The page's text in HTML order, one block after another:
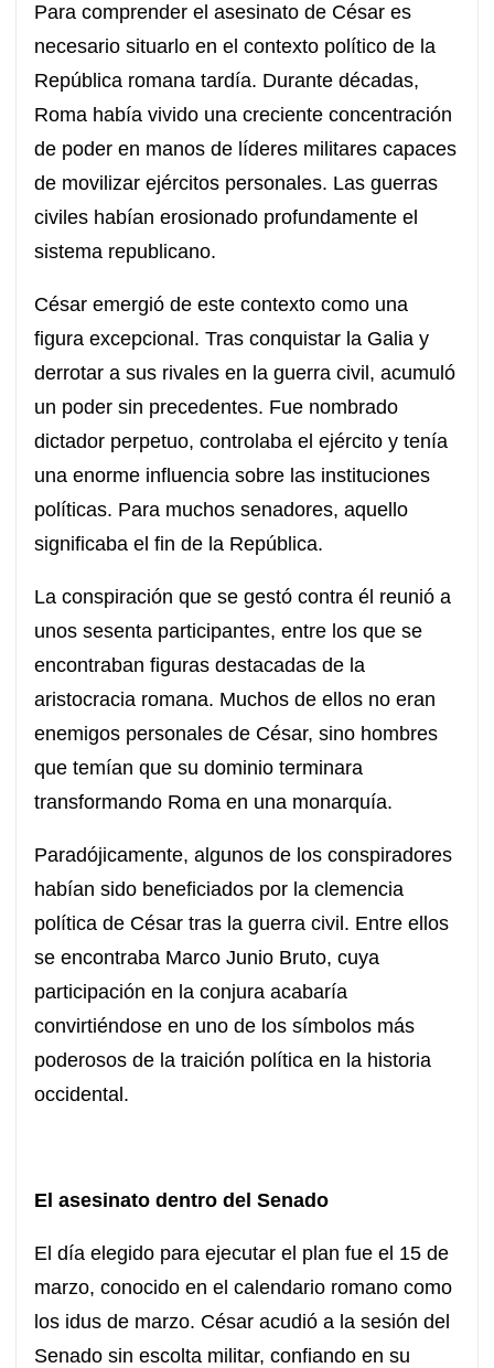
Para comprender el asesinato de César es
necesario situarlo en el contexto político de la
República romana tardía. Durante décadas,
Roma había vivido una creciente concentración
de poder en manos de líderes militares capaces
de movilizar ejércitos personales. Las guerras
civiles habían erosionado profundamente el
sistema republicano.
César emergió de este contexto como una
figura excepcional. Tras conquistar la Galia y
derrotar a sus rivales en la guerra civil, acumuló
un poder sin precedentes. Fue nombrado
dictador perpetuo, controlaba el ejército y tenía
una enorme influencia sobre las instituciones
políticas. Para muchos senadores, aquello
significaba el fin de la República.
La conspiración que se gestó contra él reunió a
unos sesenta participantes, entre los que se
encontraban figuras destacadas de la
aristocracia romana. Muchos de ellos no eran
enemigos personales de César, sino hombres
que temían que su dominio terminara
transformando Roma en una monarquía.
Paradójicamente, algunos de los conspiradores
habían sido beneficiados por la clemencia
política de César tras la guerra civil. Entre ellos
se encontraba Marco Junio Bruto, cuya
participación en la conjura acabaría
convirtiéndose en uno de los símbolos más
poderosos de la traición política en la historia
occidental.
El asesinato dentro del Senado
El día elegido para ejecutar el plan fue el 15 de
marzo, conocido en el calendario romano como
los idus de marzo. César acudió a la sesión del
Senado sin escolta militar, confiando en su